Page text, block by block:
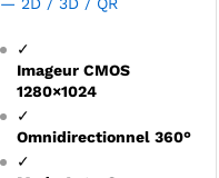
✓
Imageur CMOS
1280×1024
✓
Omnidirectionnel 360°
✓